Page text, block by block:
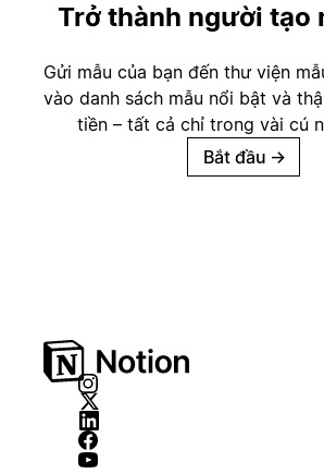
Trở thành người tạo
Gửi mẫu của bạn đến thư viện
vào danh sách mẫu nổi bật và
tiền – tất cả chỉ trong vài cú
Bắt đầu →